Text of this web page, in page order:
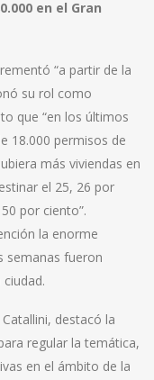
en el Gran
“a partir de la
su rol como
que “en los últimos
18.000 permisos de
más viviendas en
el 25, 26 por
por ciento”.
la enorme
semanas fueron
destacó la
regular la temática,
en el ámbito de la